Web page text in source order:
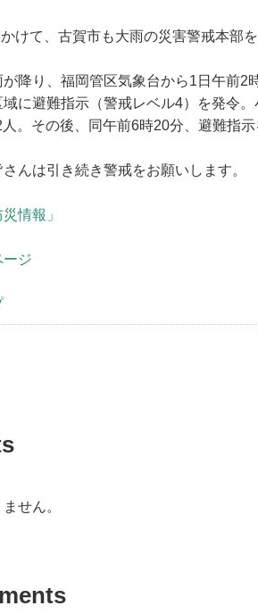
けて、古賀市も大雨の災害警戒本部
降り、福岡管区気象台から1日午前
に避難指示（警戒レベル4）を発令
。その後、同午前6時20分、避難指示
んは引き続き警戒をお願いします。
情報」
ジ
せん。